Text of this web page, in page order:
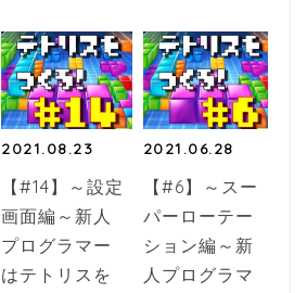
2021.08.23
【#14】～設定
画面編～新人
プログラマー
はテトリスを
2021.06.28
【#6】～スー
パーローテー
ション編～新
人プログラマ